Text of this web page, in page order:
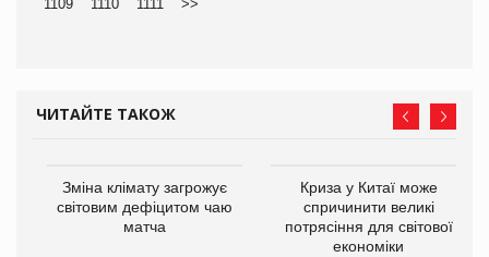
1109
1110 1111 >>
ЧИТАЙТЕ ТАКОЖ
Зміна клімату загрожує
світовим дефіцитом чаю
матча
Криза у Китаї може
спричинити великі
потрясіння для світової
економіки